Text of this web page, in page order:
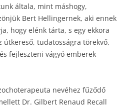
általa, mint máshogy,
Bert Hellingernek, aki ennek
hogy elénk tárta, s egy ekkora
útkereső, tudatosságra törekvő,
fejleszteni vágyó emberek
nevéhez fűződő
Dr. Gilbert Renaud Recall